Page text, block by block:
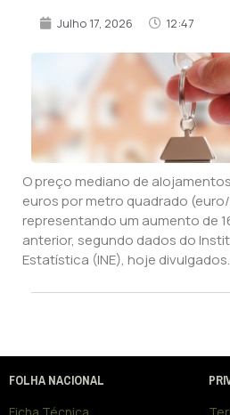
Julho 17, 2026 12:47
O preço mediano de
euros por metro quadrado
representando um aumento de
anterior, segundo dados do
Estatística (INE), hoje divulgados.
FOLHA NACIONAL